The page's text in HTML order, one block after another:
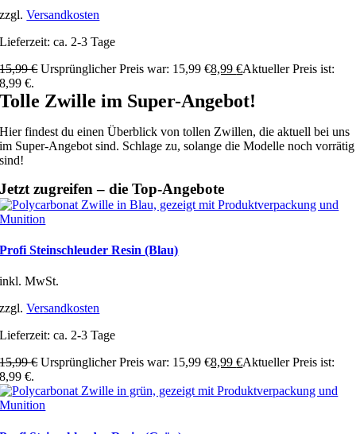
zzgl.Versandkosten
Lieferzeit:ca. 2-3 Tage
15,99€ Ursprünglicher Preis war: 15,99 €8,99€Aktueller Preis ist:
8,99 €.
Tolle Zwille im Super-Angebot!
Hier findest du einen Überblick von tollen Zwillen, die aktuell bei uns
im Super-Angebot sind. Schlage zu, solange die Modelle noch vorrätig
sind!
Jetzt zugreifen – die Top-Angebote
Profi Steinschleuder Resin (Blau)
inkl. MwSt.
zzgl.Versandkosten
Lieferzeit:ca. 2-3 Tage
15,99€ Ursprünglicher Preis war: 15,99 €8,99€Aktueller Preis ist:
8,99 €.